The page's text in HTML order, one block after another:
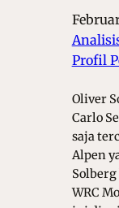
Profil
Oliver
Carlo
saja
Alpen
WRC